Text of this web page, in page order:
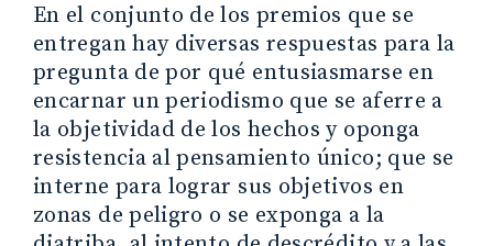
En el conjunto de los premios que se
entregan hay diversas respuestas para la
pregunta de por qué entusiasmarse en
encarnar un periodismo que se aferre a
la objetividad de los hechos y oponga
resistencia al pensamiento único; que se
interne para lograr sus objetivos en
zonas de peligro o se exponga a la